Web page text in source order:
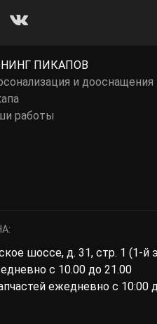
ПИКАПОВ
и дооснащения
работы
шоссе, д. 31, стр. 1 (1-
с 10.00 до 21.00
ежедневно с 10:00